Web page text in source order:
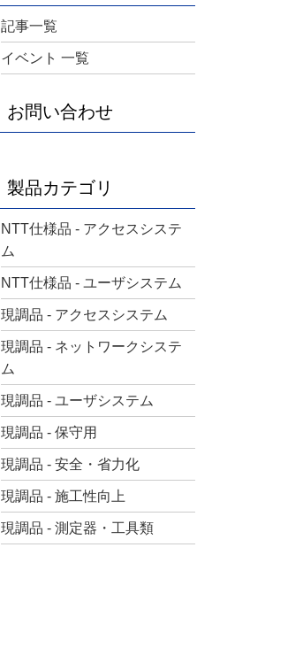
記事一覧
イベント 一覧
お問い合わせ
製品カテゴリ
NTT仕様品 - アクセスシステ
ム
NTT仕様品 - ユーザシステム
現調品 - アクセスシステム
現調品 - ネットワークシステ
ム
現調品 - ユーザシステム
現調品 - 保守用
現調品 - 安全・省力化
現調品 - 施工性向上
現調品 - 測定器・工具類